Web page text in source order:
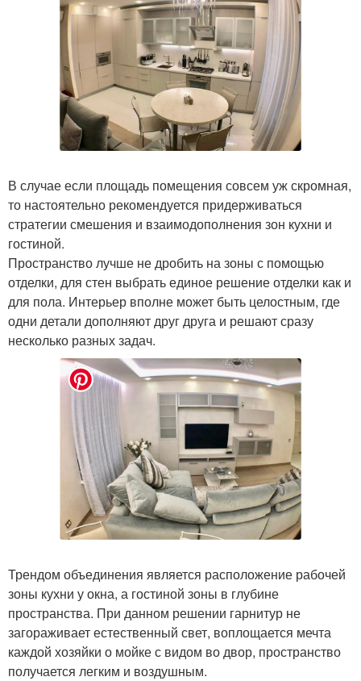
В случае если площадь помещения совсем уж скромная,
то настоятельно рекомендуется придерживаться
стратегии смешения и взаимодополнения зон кухни и
гостиной.
Пространство лучше не дробить на зоны с помощью
отделки, для стен выбрать единое решение отделки как и
для пола. Интерьер вполне может быть целостным, где
одни детали дополняют друг друга и решают сразу
несколько разных задач.
Трендом объединения является расположение рабочей
зоны кухни у окна, а гостиной зоны в глубине
пространства. При данном решении гарнитур не
загораживает естественный свет, воплощается мечта
каждой хозяйки о мойке с видом во двор, пространство
получается легким и воздушным.